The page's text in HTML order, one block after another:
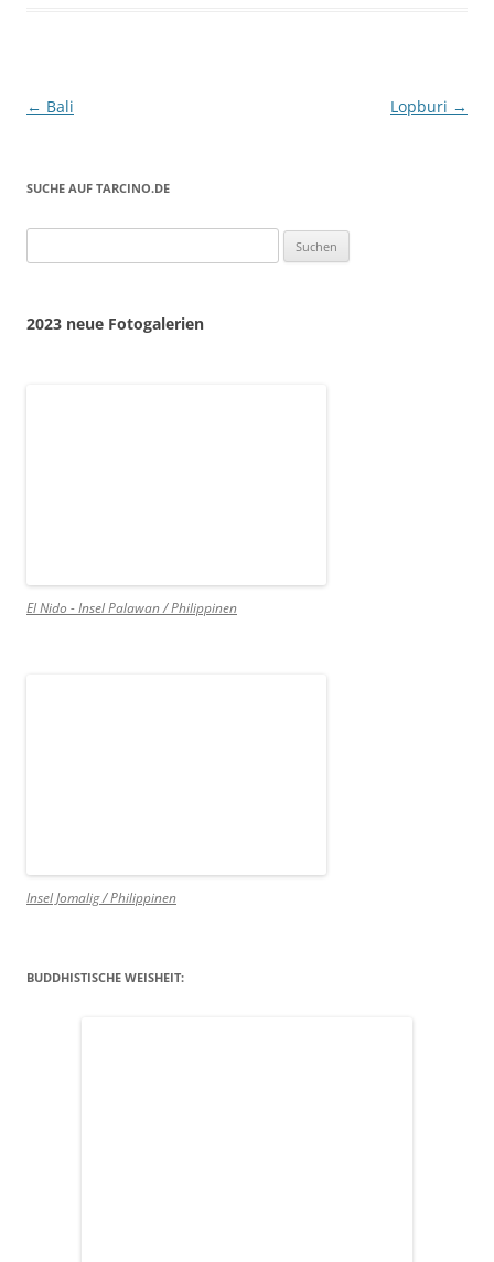
Beitragsnavigation
← Bali Lopburi →
SUCHE AUF TARCINO.DE
nach:
2023 neue Fotogalerien
El Nido - Insel Palawan / Philippinen
Insel Jomalig / Philippinen
BUDDHISTISCHE WEISHEIT: